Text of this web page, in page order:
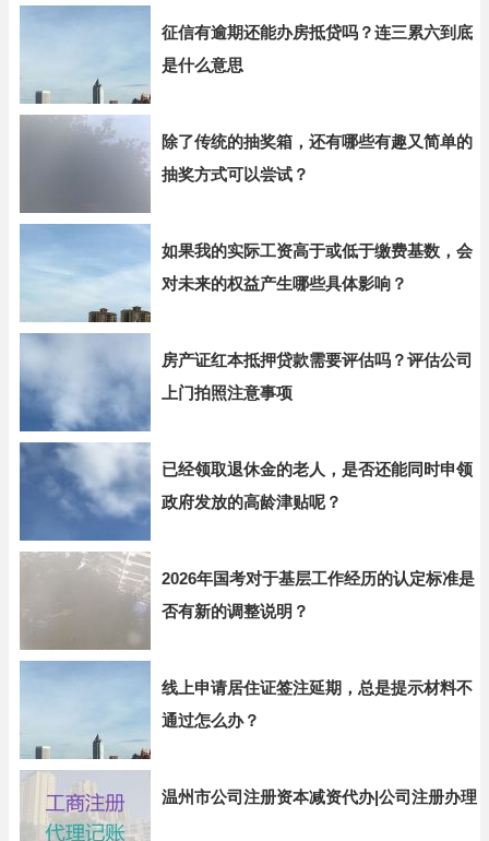
征信有逾期还能办房抵贷吗？连三累六到底
是什么意思
除了传统的抽奖箱，还有哪些有趣又简单的
抽奖方式可以尝试？
如果我的实际工资高于或低于缴费基数，会
对未来的权益产生哪些具体影响？
房产证红本抵押贷款需要评估吗？评估公司
上门拍照注意事项
已经领取退休金的老人，是否还能同时申领
政府发放的高龄津贴呢？
2026年国考对于基层工作经历的认定标准是
否有新的调整说明？
线上申请居住证签注延期，总是提示材料不
通过怎么办？
温州市公司注册资本减资代办|公司注册办理